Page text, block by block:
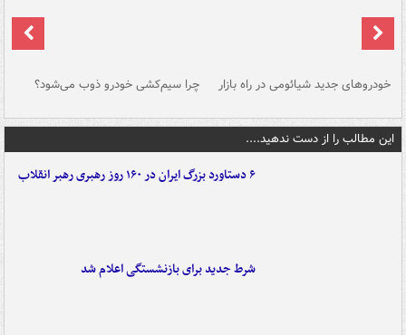
خودروهای جدید شیائومی در راه بازار چرا سیم‌کشی خودرو ذوب می‌شود؟
این مطالب را از دست ندهید....
۶ دستاورد بزرگ ایران در ۱۶۰ روز رهبری رهبر انقلاب
شرط جدید برای بازنشستگی اعلام شد